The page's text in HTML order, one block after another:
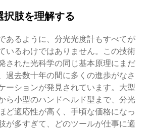
肢を理解する
あるように、分光光度計もすべてが
いるわけではありません。この技術
された光科学の同じ基本原理にまだ
過去数十年の間に多くの進歩がなさ
ーションが発見されています。大型
ら小型のハンドヘルド型まで、分光
ど適応性が高く、手頃な価格になっ
が多すぎて、どのツールが仕事に適